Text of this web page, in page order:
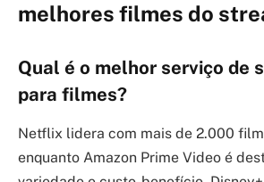
melhores filmes do
Qual é o melhor serviço de
para filmes?
Netflix lidera com mais de 2.000
enquanto Amazon Prime Video é